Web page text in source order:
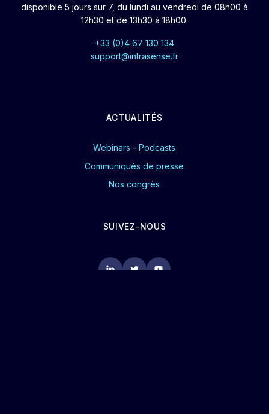
disponible 5 jours sur 7, du lundi au vendredi de 08h00 à
12h30 et de 13h30 à 18h00.
+33 (0)4 67 130 134
support@intrasense.fr
ACTUALITÉS
Webinars - Podcasts
Communiqués de presse
Nos congrès
SUIVEZ-NOUS